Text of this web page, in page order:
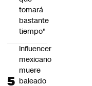
tomará
bastante
tiempo"
Influencer
mexicano
muere
baleado